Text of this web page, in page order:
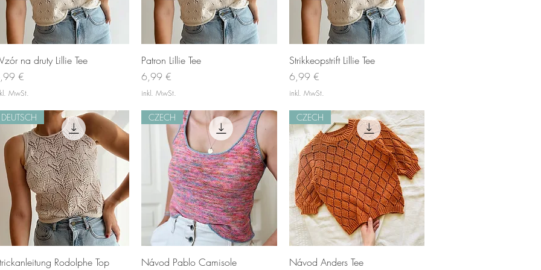
Schnellansicht
na druty Lillie Tee
€
MwSt.
Schnellansicht
Patron Lillie Tee
Preis
6,99 €
inkl. MwSt.
Schnellansicht
Strikkeopstrift Lillie Tee
Preis
6,99 €
inkl. MwSt.
Schnellansicht
DEUTSCH
Rodolphe Top
Schnellansicht
CZECH
Návod Pablo Camisole
Schnellansicht
CZECH
Návod Anders Tee